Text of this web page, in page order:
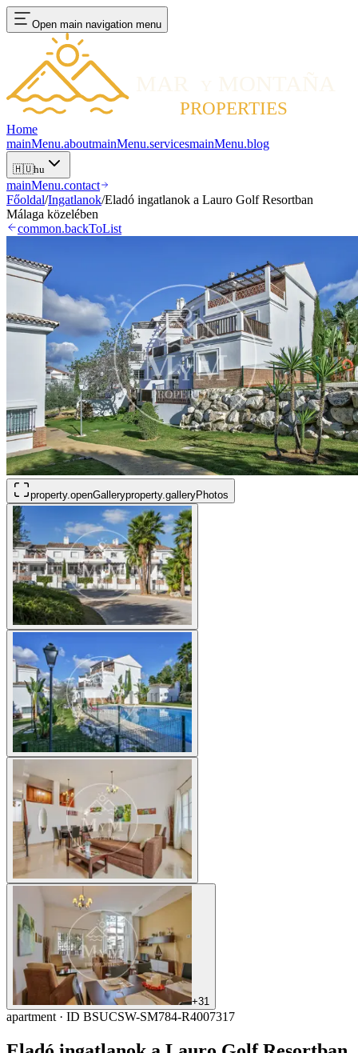
Open main navigation menu
Home
mainMenu.aboutmainMenu.servicesmainMenu.blog
🇭🇺hu
mainMenu.contact
Főoldal/Ingatlanok/Eladó ingatlanok a Lauro Golf Resortban
Málaga közelében
common.backToList
property.openGalleryproperty.galleryPhotos
+31
apartment · ID BSUCSW-SM784-R4007317